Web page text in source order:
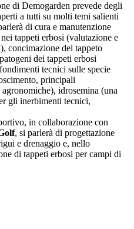
di Demogarden prevede degli
a tutti su molti temi salienti
di cura e manutenzione
tappeti erbosi (valutazione e
concimazione del tappeto
dei tappeti erbosi
tecnici sulle specie
principali
idrosemina (una
gli inerbimenti tecnici,
in collaborazione con
, si parlerà di progettazione
e drenaggio e, nello
di tappeti erbosi per campi di